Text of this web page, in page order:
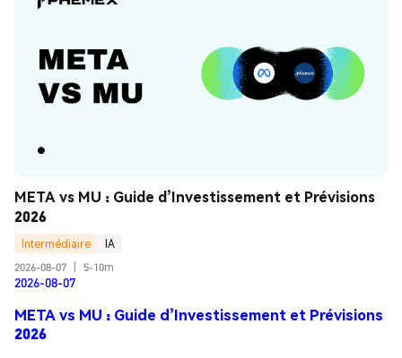
META vs MU : Guide d’Investissement et Prévisions
2026
Intermédiaire
IA
2026-08-07
5-10m
2026-08-07
META vs MU : Guide d’Investissement et Prévisions
2026